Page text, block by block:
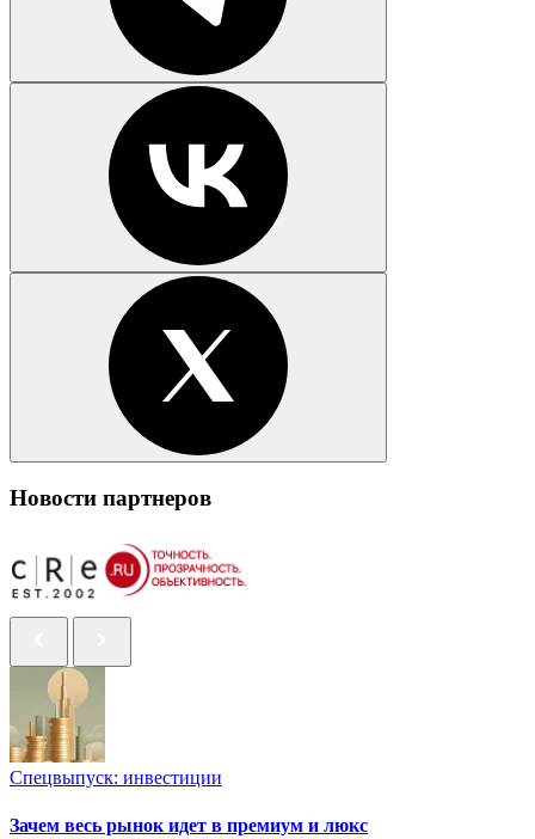
Новости партнеров
Спецвыпуск: инвестиции
Зачем весь рынок идет в премиум и люкс